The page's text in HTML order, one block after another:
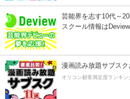
芸能界を志す10代～
スクール情報はDeview
漫画読み放題サブスク
オリコン顧客満足度ランキン